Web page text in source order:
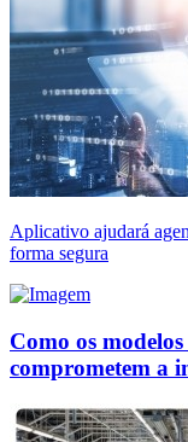
Aplicativo ajudará
forma segura
Como os
comprometem a